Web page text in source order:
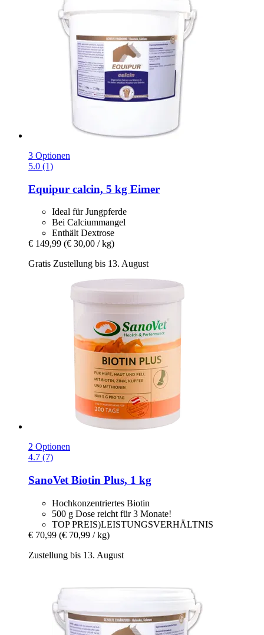
3 Optionen
5.0 (1)
Equipur calcin, 5 kg Eimer
Ideal für Jungpferde
Bei Calciummangel
Enthält Dextrose
€ 149,99 (€ 30,00 / kg)
Gratis Zustellung bis 13. August
2 Optionen
4.7 (7)
SanoVet Biotin Plus, 1 kg
Hochkonzentriertes Biotin
500 g Dose reicht für 3 Monate!
TOP PREIS)LEISTUNGSVERHÄLTNIS
€ 70,99 (€ 70,99 / kg)
Zustellung bis 13. August